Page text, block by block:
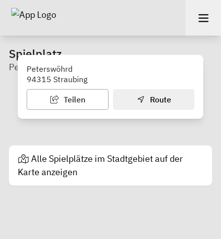
Spielplatz
Peterswöhrd
Peterswöhrd
94315 Straubing
Teilen Route
Alle Spielplätze im Stadtgebiet auf der
Karte anzeigen